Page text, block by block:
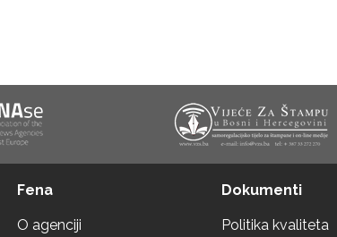
Fena
O agenciji
Dokumenti
Politika kvaliteta